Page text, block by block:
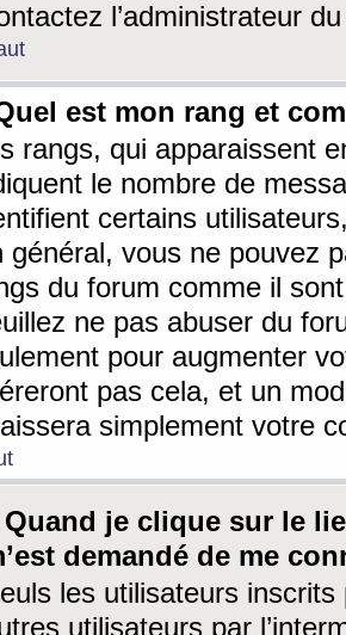
l’administrateur
est mon rang et
rangs, qui apparaissent
le nombre de
certains
général, vous ne pouvez
du forum comme il
ne pas abuser du
pour augmenter
pas cela, et un
simplement votre
Quand je clique sur le
demandé de me
les utilisateurs
utilisateurs par